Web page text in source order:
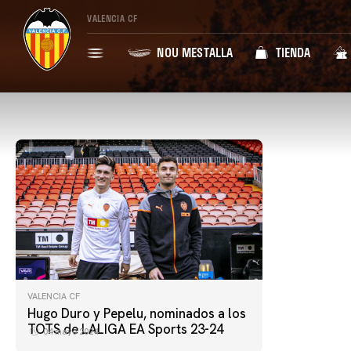
VALENCIA CF
NOU MESTALLA TIENDA
VALENCIA CF
Hugo Duro y Pepelu, nominados a los
TOTS de LALIGA EA Sports 23-24
04 mayo 2024